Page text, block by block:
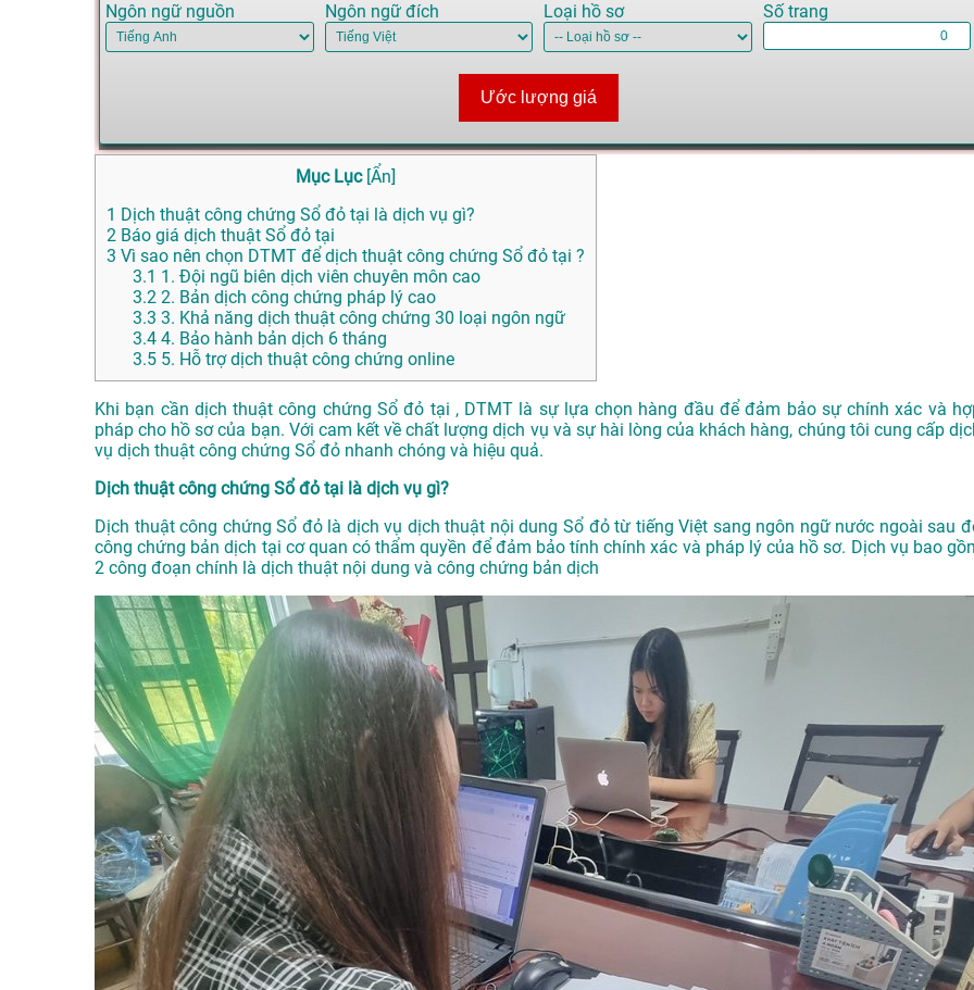
Ngôn ngữ nguồn Ngôn ngữ đích Loại hồ sơ Số trang
Ước lượng giá
Mục Lục [Ẩn]
1 Dịch thuật công chứng Sổ đỏ tại là dịch vụ gì?
2 Báo giá dịch thuật Sổ đỏ tại
3 Vì sao nên chọn DTMT để dịch thuật công chứng Sổ đỏ tại ?
3.1 1. Đội ngũ biên dịch viên chuyên môn cao
3.2 2. Bản dịch công chứng pháp lý cao
3.3 3. Khả năng dịch thuật công chứng 30 loại ngôn ngữ
3.4 4. Bảo hành bản dịch 6 tháng
3.5 5. Hỗ trợ dịch thuật công chứng online
Khi bạn cần dịch thuật công chứng Sổ đỏ tại , DTMT là sự lựa chọn hàng đầu để đảm bảo sự chính xác và
pháp cho hồ sơ của bạn. Với cam kết về chất lượng dịch vụ và sự hài lòng của khách hàng, chúng tôi cung cấp
vụ dịch thuật công chứng Sổ đỏ nhanh chóng và hiệu quả.
Dịch thuật công chứng Sổ đỏ tại là dịch vụ gì?
Dịch thuật công chứng Sổ đỏ là dịch vụ dịch thuật nội dung Sổ đỏ từ tiếng Việt sang ngôn ngữ nước ngoài sau
công chứng bản dịch tại cơ quan có thẩm quyền để đảm bảo tính chính xác và pháp lý của hồ sơ. Dịch vụ bao
2 công đoạn chính là dịch thuật nội dung và công chứng bản dịch